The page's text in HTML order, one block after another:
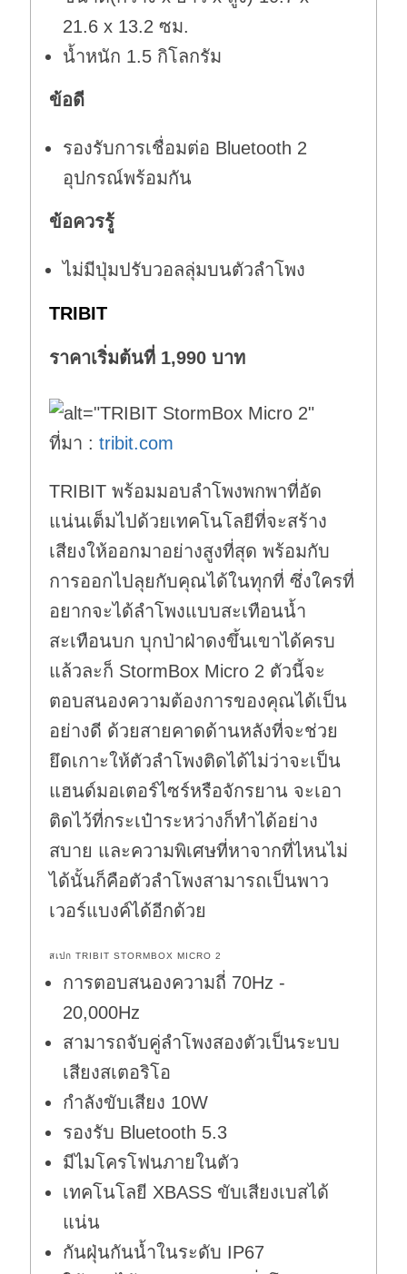
21.6 x 13.2 ซม.
น้ำหนัก 1.5 กิโลกรัม
ข้อดี
รองรับการเชื่อมต่อ Bluetooth 2
อุปกรณ์พร้อมกัน
ข้อควรรู้
ไม่มีปุ่มปรับวอลลุ่มบนตัวลำโพง
TRIBIT
ราคาเริ่มต้นที่ 1,990 บาท
ที่มา :tribit.com
TRIBIT พร้อมมอบลำโพงพกพาที่อัด
แน่นเต็มไปด้วยเทคโนโลยีที่จะสร้าง
เสียงให้ออกมาอย่างสูงที่สุด พร้อมกับ
การออกไปลุยกับคุณได้ในทุกที่ ซึ่งใครที่
อยากจะได้ลำโพงแบบสะเทือนน้ำ
สะเทือนบก บุกป่าฝ่าดงขึ้นเขาได้ครบ
แล้วละก็ StormBox Micro 2 ตัวนี้จะ
ตอบสนองความต้องการของคุณได้เป็น
อย่างดี ด้วยสายคาดด้านหลังที่จะช่วย
ยึดเกาะให้ตัวลำโพงติดได้ไม่ว่าจะเป็น
แฮนด์มอเตอร์ไซร์หรือจักรยาน จะเอา
ติดไว้ที่กระเป๋าระหว่างก็ทำได้อย่าง
สบาย และความพิเศษที่หาจากที่ไหนไม่
ได้นั้นก็คือตัวลำโพงสามารถเป็นพาว
เวอร์แบงค์ได้อีกด้วย
สเปก TRIBIT STORMBOX MICRO 2
การตอบสนองความถี่ 70Hz -
20,000Hz
สามารถจับคู่ลำโพงสองตัวเป็นระบบ
เสียงสเตอริโอ
กำลังขับเสียง 10W
รองรับ Bluetooth 5.3
มีไมโครโฟนภายในตัว
เทคโนโลยี XBASS ขับเสียงเบสได้
แน่น
กันฝุ่นกันน้ำในระดับ IP67